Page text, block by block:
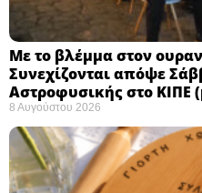
Με το βλέμμα στον
Συνεχίζονται απόψε
Αστροφυσικής στο ΚΙΠΕ
8 Αυγούστου 2026